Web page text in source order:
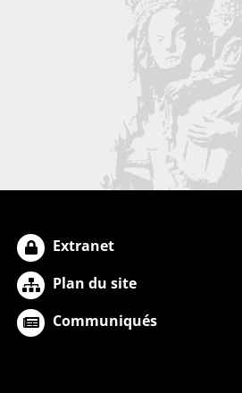
Extranet
Plan du site
Communiqués